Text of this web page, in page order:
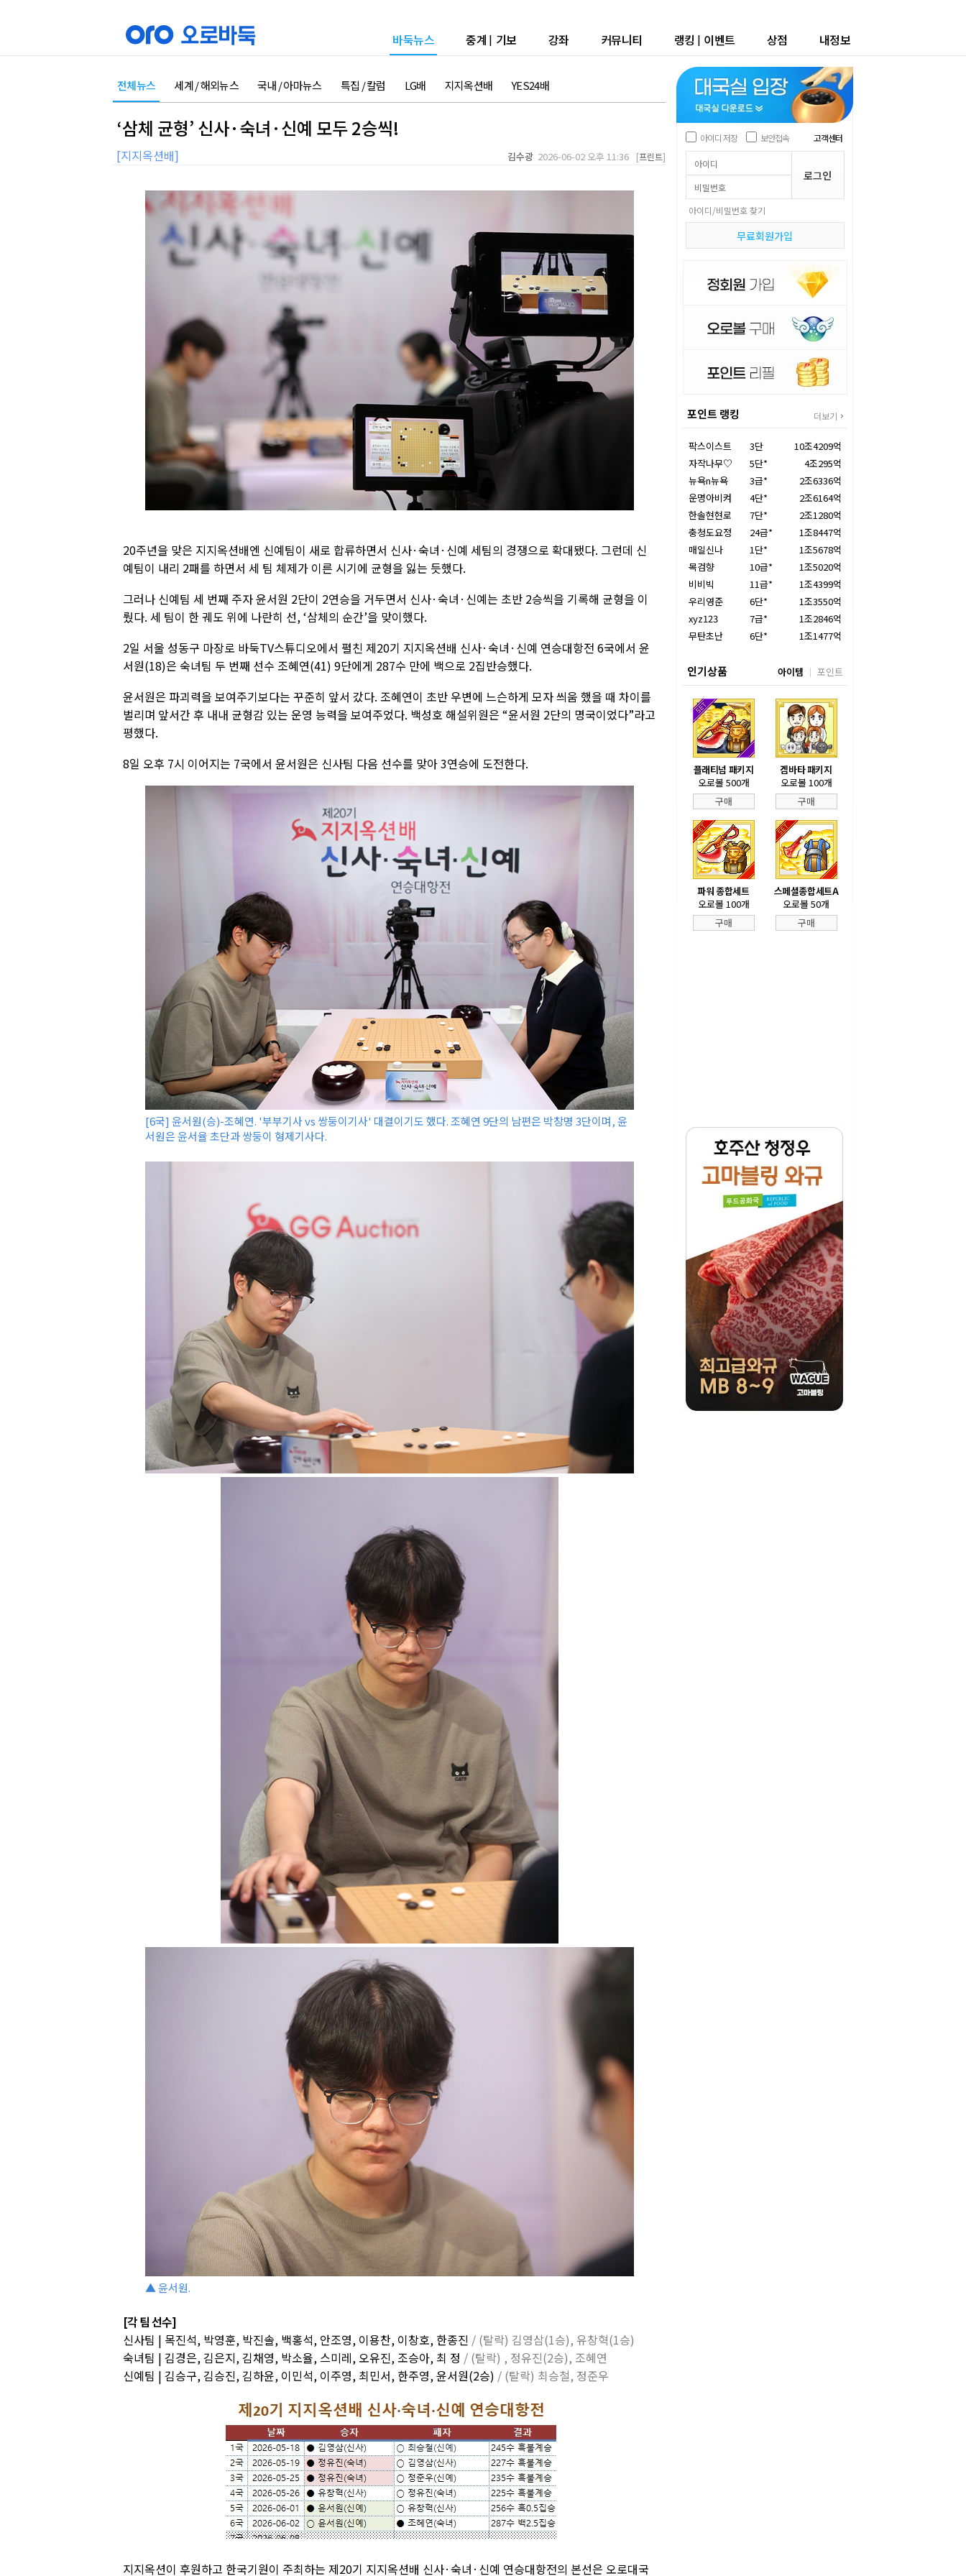
바둑뉴스 중계 | 기보 강좌 커뮤니티 랭킹 | 이벤트 상점 내정보
전체뉴스 세계 / 해외뉴스 국내 / 아마뉴스 특집 / 칼럼 LG배 지지옥션배 YES24배
‘삼체 균형’ 신사·숙녀·신예 모두 2승씩!
[지지옥션배] 김수광 2026-06-02 오후 11:36 [프린트]
20주년을 맞은 지지옥션배엔 신예팀이 새로 합류하면서 신사·숙녀·신예 세팀의 경쟁으로 확대됐다. 그런데 신
예팀이 내리 2패를 하면서 세 팀 체제가 이른 시기에 균형을 잃는 듯했다.
그러나 신예팀 세 번째 주자 윤서원 2단이 2연승을 거두면서 신사·숙녀·신예는 초반 2승씩을 기록해 균형을 이
뤘다. 세 팀이 한 궤도 위에 나란히 선, ‘삼체의 순간’을 맞이했다.
2일 서울 성동구 마장로 바둑TV스튜디오에서 펼친 제20기 지지옥션배 신사·숙녀·신예 연승대항전 6국에서 윤
서원(18)은 숙녀팀 두 번째 선수 조혜연(41) 9단에게 287수 만에 백으로 2집반승했다.
윤서원은 파괴력을 보여주기보다는 꾸준히 앞서 갔다. 조혜연이 초반 우변에 느슨하게 모자 씌움 했을 때 차이를
벌리며 앞서간 후 내내 균형감 있는 운영 능력을 보여주었다. 백성호 해설위원은 “윤서원 2단의 명국이었다”라고
평했다.
8일 오후 7시 이어지는 7국에서 윤서원은 신사팀 다음 선수를 맞아 3연승에 도전한다.
[6국] 윤서원(승)-조혜연. '부부기사 vs 쌍둥이기사' 대결이기도 했다. 조혜연 9단의 남편은 박창명 3단이며, 윤
서원은 윤서율 초단과 쌍둥이 형제기사다.
▲ 윤서원.
[각 팀 선수]
신사팀 | 목진석, 박영훈, 박진솔, 백홍석, 안조영, 이용찬, 이창호, 한종진 / (탈락) 김영삼(1승), 유창혁(1승)
숙녀팀 | 김경은, 김은지, 김채영, 박소율, 스미레, 오유진, 조승아, 최 정 / (탈락) , 정유진(2승), 조혜연
신예팀 | 김승구, 김승진, 김하윤, 이민석, 이주영, 최민서, 한주영, 윤서원(2승) / (탈락) 최승철, 정준우
지지옥션이 후원하고 한국기원이 주최하는 제20기 지지옥션배 신사·숙녀·신예 연승대항전의 본선은 오로대국
아이디 저장 보안접속 고객센터
아이디/비밀번호 찾기
무료회원가입
포인트 랭킹 더보기
팍스이스트 3단
10조4209억
자작나무♡
5단*
4조295억
뉴욕n뉴욕
3급*
2조6336억
운명아비켜
4단*
2조6164억
한솔현현로
7단*
2조1280억
충청도요정
24급*
1조8447억
매일신나
1단*
1조5678억
목검향
10급*
1조5020억
비비빅
11급*
1조4399억
우리영준
6단*
1조3550억
xyz123
7급*
1조2846억
무탄초난
6단* 1조1477억
인기상품 아이템 포인트
플래티넘 패키지
오로볼 500개
구매
겜바타 패키지
오로볼 100개
구매
파워 종합세트
오로볼 100개
구매
스페셜종합세트A
오로볼 50개
구매